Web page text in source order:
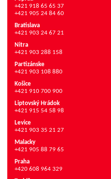
+421 918 65 65 37
+421 905 24 84 60
Bratislava
+421 903 24 67 21
Nitra
+421 903 288 158
Partizánske
+421 903 108 880
Košice
+421 910 700 900
Liptovský Hrádok
+421 915 54 58 98
Levice
+421 903 35 21 27
Malacky
+421 905 88 79 65
Praha
+420 608 964 329